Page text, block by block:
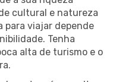
cultural e natureza
para viajar depende
Tenha
alta de turismo e o